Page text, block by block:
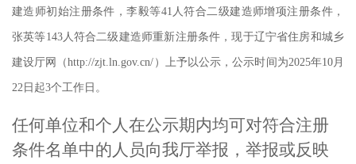
建造师初始注册条件，李毅等41 人符合二级建造师增项注册条件，
张英等143人符合二级建造师重新注册条件，现于辽宁省住房和城乡
建设厅网（http://zjt.ln.gov.cn/）上予以公示，公示时间为2025年10月
22日起3个工作日。
任何单位和个人在公示期内均可对符合注册
条件名单中的人员向我厅举报，举报或反映